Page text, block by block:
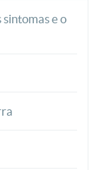
e o